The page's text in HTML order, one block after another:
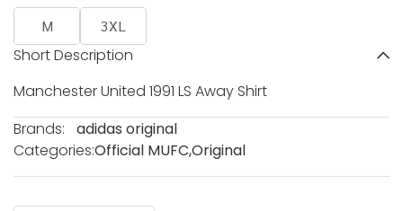
M 3XL
Short Description
Manchester United 1991 LS Away Shirt
Brands:
adidas original
Categories:Official MUFC,Original